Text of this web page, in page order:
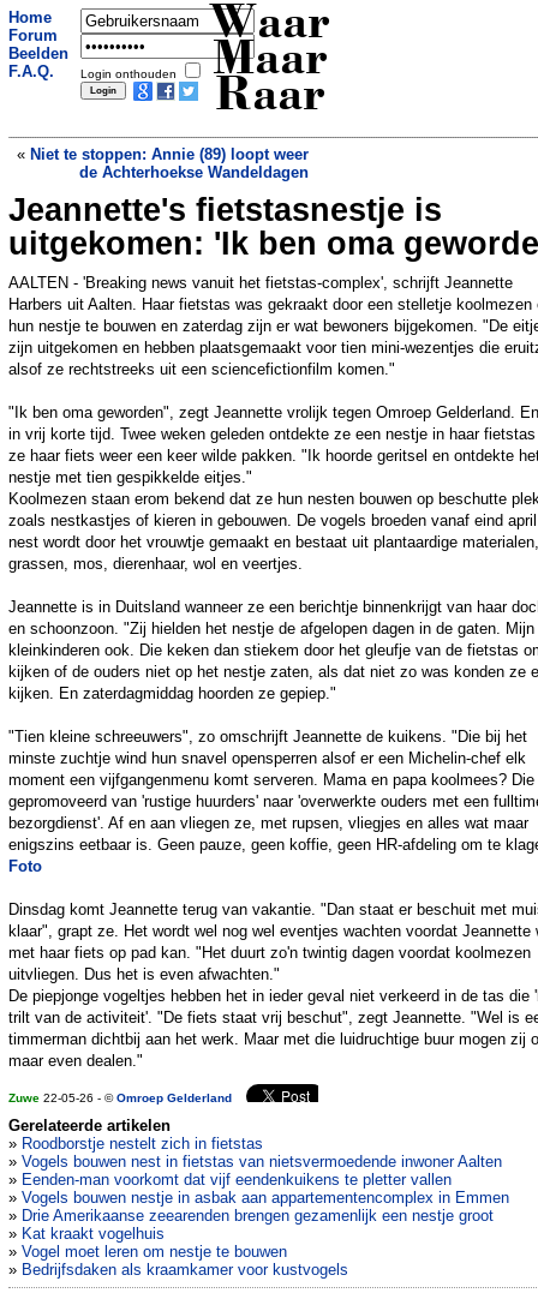
Home
Forum
Beelden
F.A.Q.
Login onthouden
Waar
Maar
Raar
« Niet te stoppen: Annie (89) loopt weer
de Achterhoekse Wandeldagen
De rijkste kat ter wereld blijkt helemaal
niet zo rijk»
Jeannette's fietstasnestje is
uitgekomen: 'Ik ben oma
AALTEN - 'Breaking news vanuit het fietstas-complex', schrijft Jeannette
Harbers uit Aalten. Haar fietstas was gekraakt door een stelletje koolmezen
hun nestje te bouwen en zaterdag zijn er wat bewoners bijgekomen. "De
zijn uitgekomen en hebben plaatsgemaakt voor tien mini-wezentjes die
alsof ze rechtstreeks uit een sciencefictionfilm komen."
"Ik ben oma geworden", zegt Jeannette vrolijk tegen Omroep Gelderland.
in vrij korte tijd. Twee weken geleden ontdekte ze een nestje in haar
ze haar fiets weer een keer wilde pakken. "Ik hoorde geritsel en ontdekte
nestje met tien gespikkelde eitjes."
Koolmezen staan erom bekend dat ze hun nesten bouwen op beschutte
zoals nestkastjes of kieren in gebouwen. De vogels broeden vanaf eind
nest wordt door het vrouwtje gemaakt en bestaat uit plantaardige materialen,
grassen, mos, dierenhaar, wol en veertjes.
Jeannette is in Duitsland wanneer ze een berichtje binnenkrijgt van haar
en schoonzoon. "Zij hielden het nestje de afgelopen dagen in de gaten. Mijn
kleinkinderen ook. Die keken dan stiekem door het gleufje van de fietstas
kijken of de ouders niet op het nestje zaten, als dat niet zo was konden ze
kijken. En zaterdagmiddag hoorden ze gepiep."
"Tien kleine schreeuwers", zo omschrijft Jeannette de kuikens. "Die bij het
minste zuchtje wind hun snavel opensperren alsof er een Michelin-chef elk
moment een vijfgangenmenu komt serveren. Mama en papa koolmees?
gepromoveerd van 'rustige huurders' naar 'overwerkte ouders met een
bezorgdienst'. Af en aan vliegen ze, met rupsen, vliegjes en alles wat maar
enigszins eetbaar is. Geen pauze, geen koffie, geen HR-afdeling om te
Foto
Dinsdag komt Jeannette terug van vakantie. "Dan staat er beschuit met
klaar", grapt ze. Het wordt wel nog wel eventjes wachten voordat Jeannette
met haar fiets op pad kan. "Het duurt zo'n twintig dagen voordat koolmezen
uitvliegen. Dus het is even afwachten."
De piepjonge vogeltjes hebben het in ieder geval niet verkeerd in de tas die
trilt van de activiteit'. "De fiets staat vrij beschut", zegt Jeannette. "Wel is
timmerman dichtbij aan het werk. Maar met die luidruchtige buur mogen zij
maar even dealen."
Zuwe 22-05-26 - ©Omroep Gelderland
Gerelateerde artikelen
» Roodborstje nestelt zich in fietstas
» Vogels bouwen nest in fietstas van nietsvermoedende inwoner Aalten
» Eenden-man voorkomt dat vijf eendenkuikens te pletter vallen
» Vogels bouwen nestje in asbak aan appartementencomplex in Emmen
» Drie Amerikaanse zeearenden brengen gezamenlijk een nestje groot
» Kat kraakt vogelhuis
» Vogel moet leren om nestje te bouwen
» Bedrijfsdaken als kraamkamer voor kustvogels